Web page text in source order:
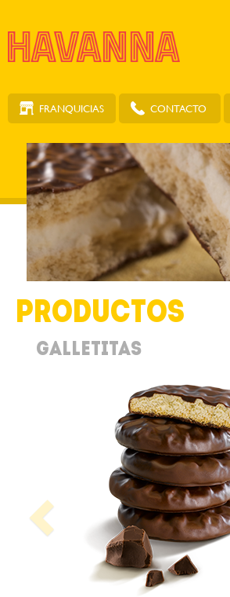
FRANQUICIAS CONTACTO
Productos
Galletitas
Previous